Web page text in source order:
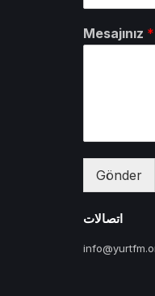
Mesajınız *
Gönder
اتصالات